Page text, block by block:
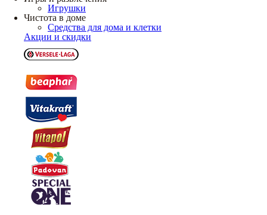
Игрушки
Чистота в доме
Средства для дома и клетки
Акции и скидки